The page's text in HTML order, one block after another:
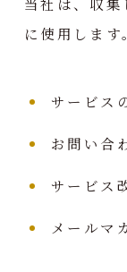
に使用します
サービス
お問い合
サービス
メールマ